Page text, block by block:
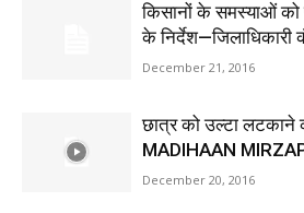
किसानों के समस्याओं को
के निर्देश—जिलाधिकारी
December 21, 2016
छात्र को उल्टा
MADIHAAN
December 20, 2016